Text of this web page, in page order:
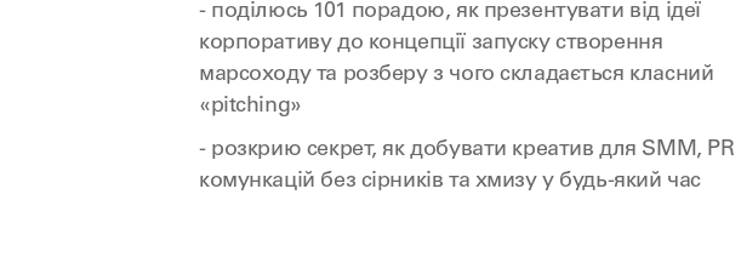
- поділюсь 101 порадою, як презентувати від ідеї
корпоративу до концепції запуску створення
марсоходу та розберу з чого складається класний
«pitching»
- розкрию секрет, як добувати креатив для SMM, PR
комункацій без сірників та хмизу у будь-який час